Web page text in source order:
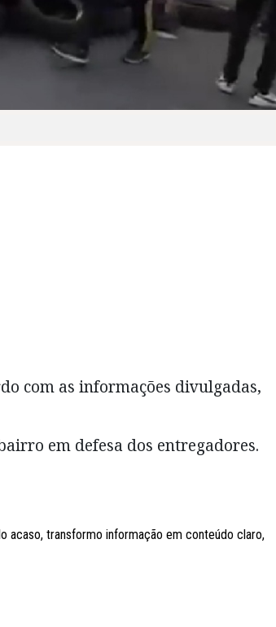
com as informações divulgadas,
em defesa dos entregadores.
acaso, transformo informação em conteúdo claro,